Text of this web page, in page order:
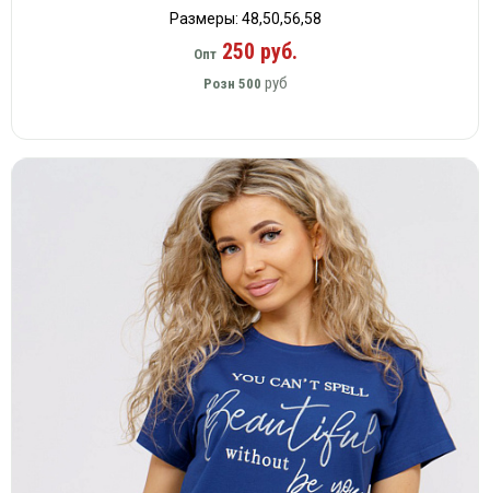
Размеры: 48,50,56,58
Опт250 руб.
Розн 500 руб